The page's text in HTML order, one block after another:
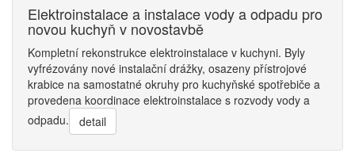
Elektroinstalace a instalace vody a odpadu pro
novou kuchyň v novostavbě
Kompletní rekonstrukce elektroinstalace v kuchyni. Byly
vyfrézovány nové instalační drážky, osazeny přístrojové
krabice na samostatné okruhy pro kuchyňské spotřebiče a
provedena koordinace elektroinstalace s rozvody vody a
odpadu.
detail